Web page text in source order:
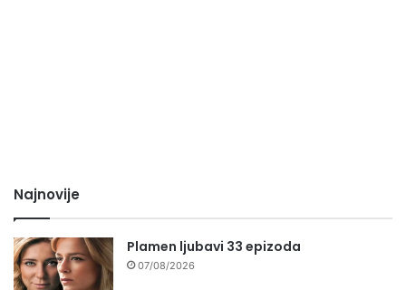
Najnovije
Plamen ljubavi 33 epizoda
07/08/2026